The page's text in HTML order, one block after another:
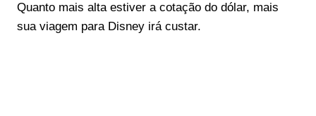
Quanto mais alta estiver a cotação do dólar, mais
sua viagem para Disney irá custar.